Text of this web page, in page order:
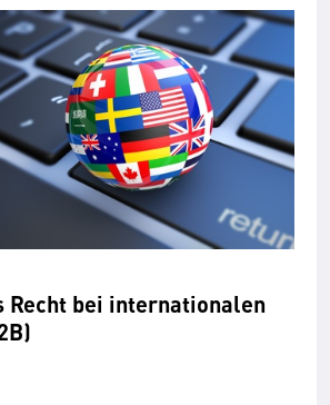
Recht bei inter­nationalen